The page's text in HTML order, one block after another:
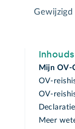
Mijn OV-
OV-
OV-
Meer